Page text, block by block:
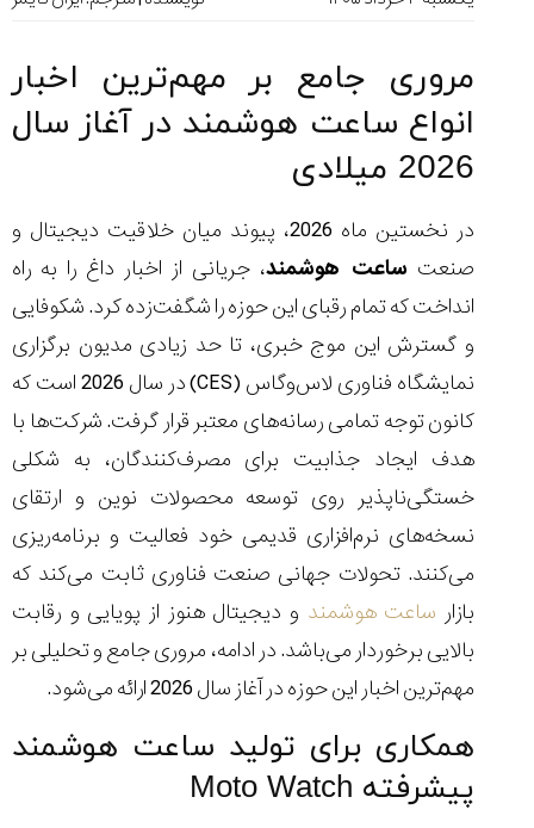
مروری جامع بر مهم‌ترین اخبار
انواع ساعت هوشمند در آغاز سال
2026 میلادی
در نخستین ماه 2026، پیوند میان خلاقیت دیجیتال و
صنعت ساعت هوشمند، جریانی از اخبار داغ را به راه
انداخت که تمام رقبای این حوزه را شگفت‌زده کرد. شکوفایی
و گسترش این موج خبری، تا حد زیادی مدیون برگزاری
نمایشگاه فناوری لاس‌وگاس (CES) در سال 2026 است که
کانون توجه تمامی رسانه‌های معتبر قرار گرفت. شرکت‌ها با
هدف ایجاد جذابیت برای مصرف‌کنندگان، به شکلی
خستگی‌ناپذیر روی توسعه محصولات نوین و ارتقای
نسخه‌های نرم‌افزاری قدیمی خود فعالیت و برنامه‌ریزی
می‌کنند. تحولات جهانی صنعت فناوری ثابت می‌کند که
بازار ساعت هوشمند و دیجیتال هنوز از پویایی و رقابت
بالایی برخوردار می‌باشد. در ادامه، مروری جامع و تحلیلی بر
مهم‌ترین اخبار این حوزه در آغاز سال 2026 ارائه می‌شود.
همکاری برای تولید ساعت هوشمند
پیشرفته Moto Watch
۱۴۰۵/۵/۱۳